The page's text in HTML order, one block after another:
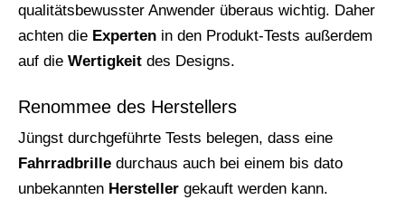
qualitätsbewusster Anwender überaus wichtig. Daher
achten die Experten in den Produkt-Tests außerdem
auf die Wertigkeit des Designs.
Renommee des Herstellers
Jüngst durchgeführte Tests belegen, dass eine
Fahrradbrille durchaus auch bei einem bis dato
unbekannten Hersteller gekauft werden kann.